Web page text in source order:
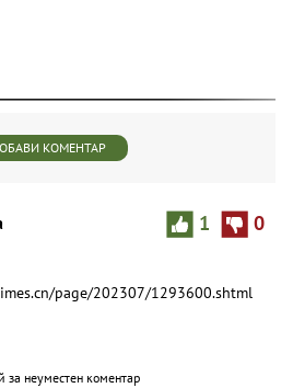
КОМЕНТАР
1 0
page/202307/1293600.shtml
за неуместен коментар